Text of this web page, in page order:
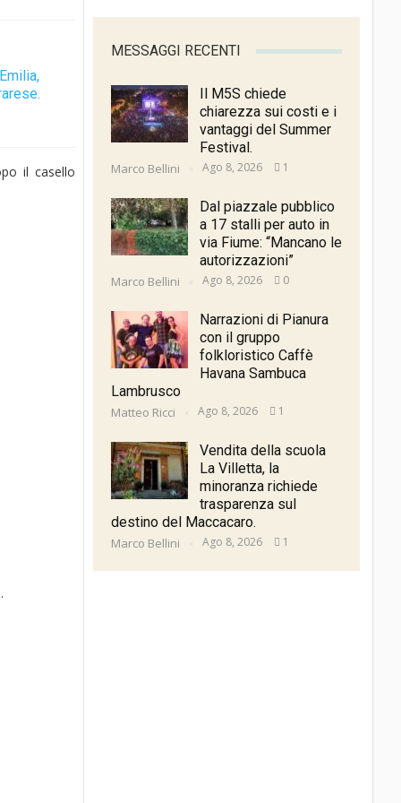
il casello
MESSAGGI RECENTI
Il M5S chiede
chiarezza sui costi e i
vantaggi del Summer
Festival.
Marco Bellini Ago 8, 2026 1
Dal piazzale pubblico
a 17 stalli per auto in
via Fiume: “Mancano le
autorizzazioni”
Marco Bellini Ago 8, 2026 0
Narrazioni di Pianura
con il gruppo
folkloristico Caffè
Havana Sambuca
Lambrusco
Matteo Ricci Ago 8, 2026 1
Vendita della scuola
La Villetta, la
minoranza richiede
trasparenza sul
destino del Maccacaro.
Marco Bellini Ago 8, 2026 1